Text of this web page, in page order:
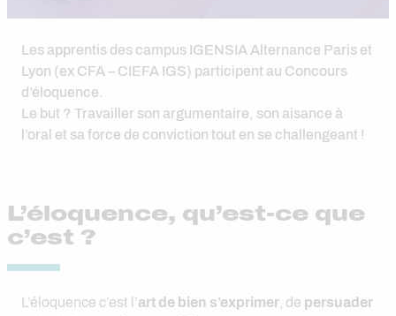
Les apprentis des campus IGENSIA Alternance Paris et
Lyon (ex CFA – CIEFA IGS) participent au Concours
d’éloquence.
Le but ? Travailler son argumentaire, son aisance à
l’oral et sa force de conviction tout en se challengeant !
L’éloquence, qu’est-ce que
c’est ?
L’éloquence c’est l’art de bien s’exprimer , de persuader